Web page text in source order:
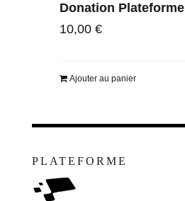
Donation Plateforme
10,00 €
Ajouter au panier
PLATEFORME